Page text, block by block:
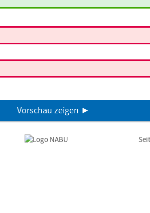
Vorschau zeigen ►